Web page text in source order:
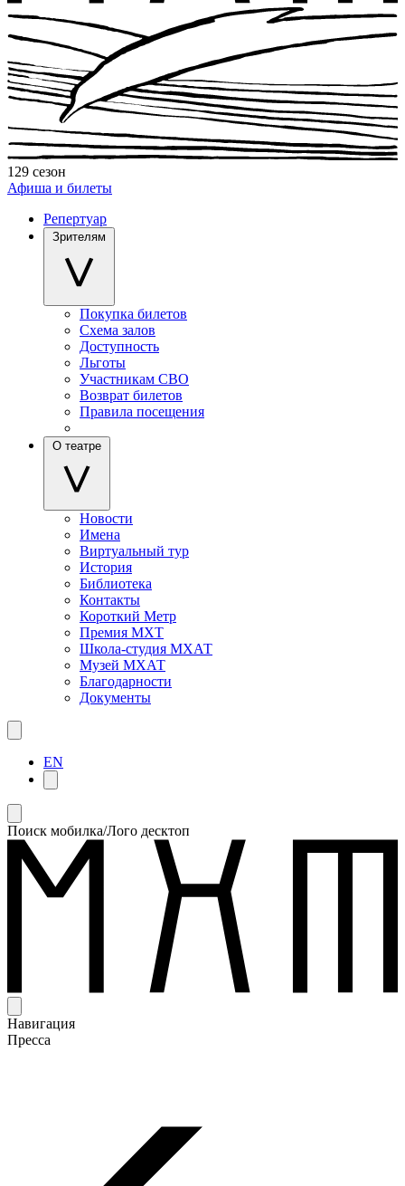
129 сезон
Афиша и билеты
Репертуар
Зрителям
Покупка билетов
Схема залов
Доступность
Льготы
Участникам СВО
Возврат билетов
Правила посещения
О театре
Новости
Имена
Виртуальный тур
История
Библиотека
Контакты
Короткий Метр
Премия МХТ
Школа-студия МХАТ
Музей МХАТ
Благодарности
Документы
EN
Поиск мобилка/Лого десктоп
Навигация
Пресса